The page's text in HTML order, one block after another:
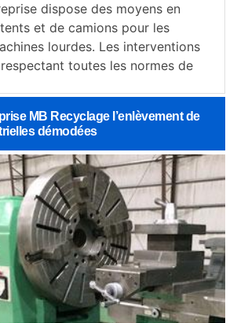
dispose des moyens en
et de camions pour les
lourdes. Les interventions
toutes les normes de
MB Recyclage l’enlèvement de
démodées